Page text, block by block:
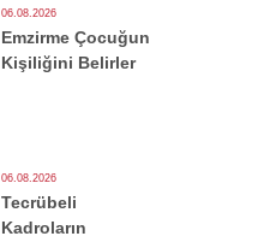
06.08.2026
Emzirme Çocuğun
Kişiliğini Belirler
06.08.2026
Tecrübeli
Kadroların